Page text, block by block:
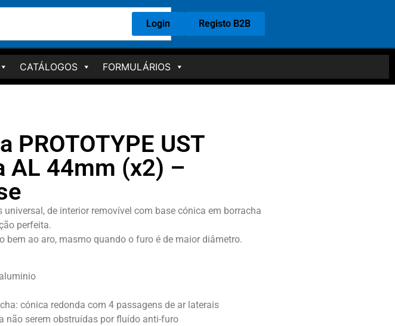
Login Registo B2B
CATÁLOGOS FORMULÁRIOS
PROTOTYPE UST
AL 44mm (x2) –
universal, de interior removível com base cónica em borracha
perfeita.
bem ao aro, masmo quando o furo é de maior diâmetro.
cónica redonda com 4 passagens de ar laterais
não serem obstruídas por fluído anti-furo